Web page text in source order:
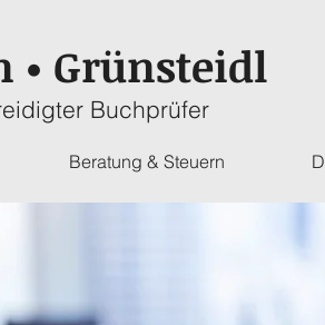
• Grünsteidl
Buchprüfer
Beratung & Steuern